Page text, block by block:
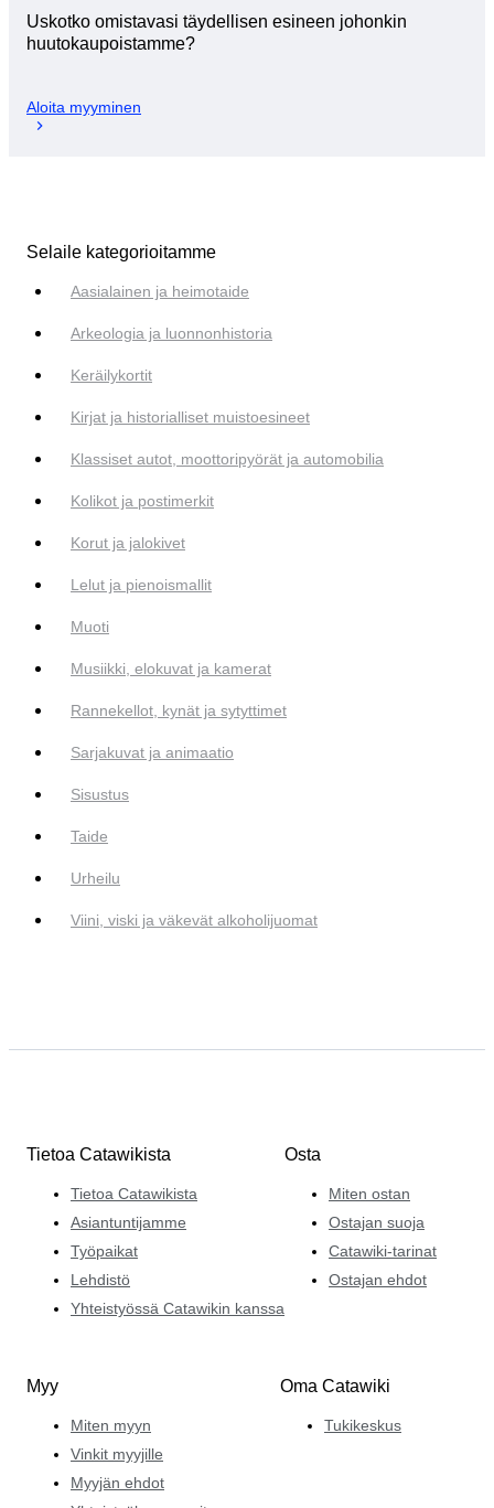
Uskotko omistavasi täydellisen esineen johonkin
huutokaupoistamme?
Aloita myyminen
Selaile kategorioitamme
Aasialainen ja heimotaide
Arkeologia ja luonnonhistoria
Keräilykortit
Kirjat ja historialliset muistoesineet
Klassiset autot, moottoripyörät ja automobilia
Kolikot ja postimerkit
Korut ja jalokivet
Lelut ja pienoismallit
Muoti
Musiikki, elokuvat ja kamerat
Rannekellot, kynät ja sytyttimet
Sarjakuvat ja animaatio
Sisustus
Taide
Urheilu
Viini, viski ja väkevät alkoholijuomat
Tietoa Catawikista
Tietoa Catawikista
Asiantuntijamme
Työpaikat
Lehdistö
Yhteistyössä Catawikin kanssa
Osta
Miten ostan
Ostajan suoja
Catawiki-tarinat
Ostajan ehdot
Myy
Miten myyn
Vinkit myyjille
Myyjän ehdot
Oma Catawiki
Tukikeskus